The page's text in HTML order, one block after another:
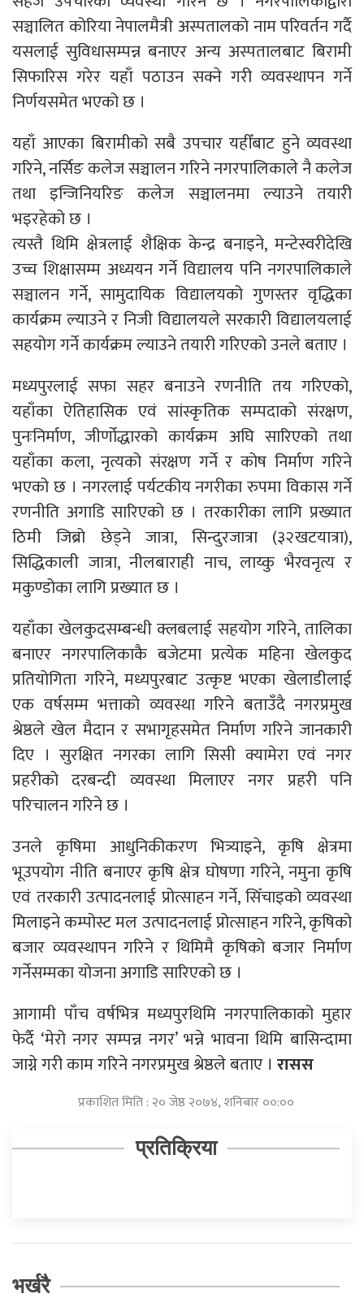
सञ्चालित कोरिया नेपालमैत्री अस्पतालको नाम परिवर्तन गर्दै
यसलाई सुविधासम्पन्न बनाएर अन्य अस्पतालबाट बिरामी
सिफारिस गरेर यहाँ पठाउन सक्ने गरी व्यवस्थापन गर्ने
निर्णयसमेत भएको छ ।
यहाँ आएका बिरामीको सबै उपचार यहीँबाट हुने व्यवस्था
गरिने, नर्सिङ कलेज सञ्चालन गरिने नगरपालिकाले नै कलेज
तथा इन्जिनियरिङ कलेज सञ्चालनमा ल्याउने तयारी
भइरहेको छ ।
त्यस्तै थिमि क्षेत्रलाई शैक्षिक केन्द्र बनाइने, मन्टेस्वरीदेखि
उच्च शिक्षासम्म अध्ययन गर्ने विद्यालय पनि नगरपालिकाले
सञ्चालन गर्ने, सामुदायिक विद्यालयको गुणस्तर वृद्धिका
कार्यक्रम ल्याउने र निजी विद्यालयले सरकारी विद्यालयलाई
सहयोग गर्ने कार्यक्रम ल्याउने तयारी गरिएको उनले बताए ।
मध्यपुरलाई सफा सहर बनाउने रणनीति तय गरिएको,
यहाँका ऐतिहासिक एवं सांस्कृतिक सम्पदाको संरक्षण,
पुनःनिर्माण, जीर्णोद्धारको कार्यक्रम अघि सारिएको तथा
यहाँका कला, नृत्यको संरक्षण गर्ने र कोष निर्माण गरिने
भएको छ । नगरलाई पर्यटकीय नगरीका रुपमा विकास गर्ने
रणनीति अगाडि सारिएको छ । तरकारीका लागि प्रख्यात
ठिमी जिब्रो छेड्ने जात्रा, सिन्दुरजात्रा (३२खटयात्रा),
सिद्धिकाली जात्रा, नीलबाराही नाच, लाय्कु भैरवनृत्य र
मकुण्डोका लागि प्रख्यात छ ।
यहाँका खेलकुदसम्बन्धी क्लबलाई सहयोग गरिने, तालिका
बनाएर नगरपालिकाकै बजेटमा प्रत्येक महिना खेलकुद
प्रतियोगिता गरिने, मध्यपुरबाट उत्कृष्ट भएका खेलाडीलाई
एक वर्षसम्म भत्ताको व्यवस्था गरिने बताउँदै नगरप्रमुख
श्रेष्ठले खेल मैदान र सभागृहसमेत निर्माण गरिने जानकारी
दिए । सुरक्षित नगरका लागि सिसी क्यामेरा एवं नगर
प्रहरीको दरबन्दी व्यवस्था मिलाएर नगर प्रहरी पनि
परिचालन गरिने छ ।
उनले कृषिमा आधुनिकीकरण भित्र्याइने, कृषि क्षेत्रमा
भूउपयोग नीति बनाएर कृषि क्षेत्र घोषणा गरिने, नमुना कृषि
एवं तरकारी उत्पादनलाई प्रोत्साहन गर्ने, सिँचाइको व्यवस्था
मिलाइने कम्पोस्ट मल उत्पादनलाई प्रोत्साहन गरिने, कृषिको
बजार व्यवस्थापन गरिने र थिमिमै कृषिको बजार निर्माण
गर्नेसम्मका योजना अगाडि सारिएको छ ।
आगामी पाँच वर्षभित्र मध्यपुरथिमि नगरपालिकाको मुहार
फेर्दै ‘मेरो नगर सम्पन्न नगर’ भन्ने भावना थिमि बासिन्दामा
जाग्ने गरी काम गरिने नगरप्रमुख श्रेष्ठले बताए । रासस
प्रकाशित मिति : २० जेष्ठ २०७४, शनिबार ००:००
प्रतिक्रिया
भर्खरै